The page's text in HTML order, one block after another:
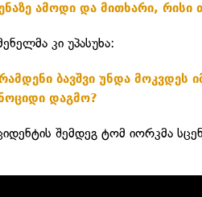
ამოდი და მითხარი, რისი
კი უპასუხა:
ბავშვი უნდა მოკვდეს
დაგმო?
შემდეგ ტომ იორკმა